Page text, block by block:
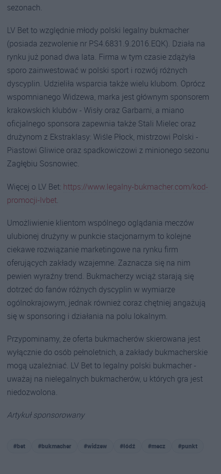
sezonach.
LV Bet to względnie młody polski legalny bukmacher
(posiada zezwolenie nr PS4.6831.9.2016.EQK). Działa na
rynku już ponad dwa lata. Firma w tym czasie zdążyła
sporo zainwestować w polski sport i rozwój różnych
dyscyplin. Udzieliła wsparcia także wielu klubom. Oprócz
wspomnianego Widzewa, marka jest głównym sponsorem
krakowskich klubów - Wisły oraz Garbarni, a miano
oficjalnego sponsora zapewnia także Stali Mielec oraz
drużynom z Ekstraklasy: Wiśle Płock, mistrzowi Polski -
Piastowi Gliwice oraz spadkowiczowi z minionego sezonu
Zagłębiu Sosnowiec.
Więcej o LV Bet: https://www.legalny-bukmacher.com/kod-
promocji-lvbet.
Umożliwienie klientom wspólnego oglądania meczów
ulubionej drużyny w punkcie stacjonarnym to kolejne
ciekawe rozwiązanie marketingowe na rynku firm
oferujących zakłady wzajemne. Zaznacza się na nim
pewien wyraźny trend. Bukmacherzy wciąż starają się
dotrzeć do fanów różnych dyscyplin w wymiarze
ogólnokrajowym, jednak również coraz chętniej angażują
się w sponsoring i działania na polu lokalnym.
Przypominamy, że oferta bukmacherów skierowana jest
wyłącznie do osób pełnoletnich, a zakłady bukmacherskie
mogą uzależniać. LV Bet to legalny polski bukmacher -
uważaj na nielegalnych bukmacherów, u których gra jest
niedozwolona.
Artykuł sponsorowany
#bet #bukmacher #widzew #łódź #mecz #punkt